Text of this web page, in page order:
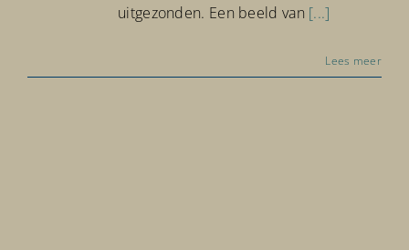
uitgezonden. Een beeld van [...]
Lees meer
Psychose, te gek voor woorden…